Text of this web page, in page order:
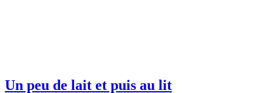
Un peu de lait et puis au lit